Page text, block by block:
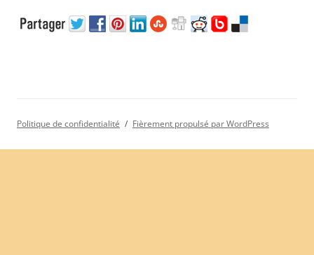
Politique de confidentialité Fièrement propulsé par WordPress